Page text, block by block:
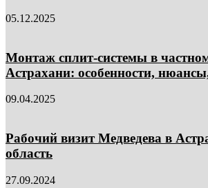
05.12.2025
Монтаж сплит-системы в
Астрахани: особенности,
09.04.2025
Рабочий визит Медведева в
область
27.09.2024